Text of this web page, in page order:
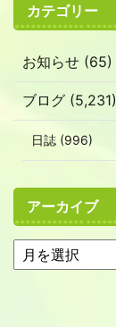
カテゴリー
お知らせ (65)
ブログ (5,231)
日誌 (996)
アーカイブ